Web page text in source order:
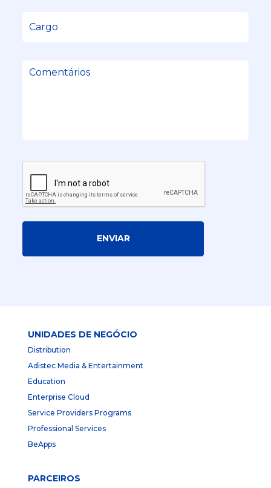
ENVIAR
UNIDADES DE NEGÓCIO
Distribution
Adistec Media & Entertainment
Education
Enterprise Cloud
Service Providers Programs
Professional Services
BeApps
PARCEIROS